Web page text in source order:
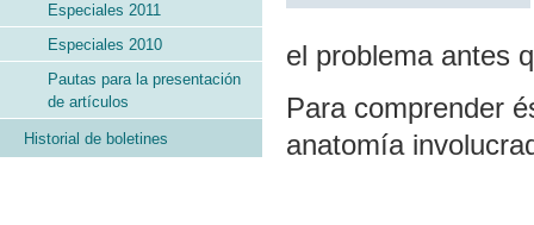
el problema antes
Para comprender
anatomía
Especiales 2011
Especiales 2010
Pautas para la presentación
de artículos
Historial de boletines